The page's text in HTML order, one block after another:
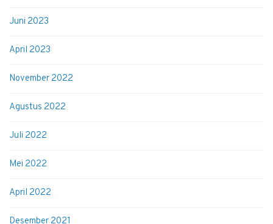
Juni 2023
April 2023
November 2022
Agustus 2022
Juli 2022
Mei 2022
April 2022
Desember 2021